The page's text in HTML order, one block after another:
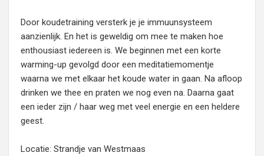
Door koudetraining versterk je je immuunsysteem
aanzienlijk. En het is geweldig om mee te maken hoe
enthousiast iedereen is. We beginnen met een korte
warming-up gevolgd door een meditatiemomentje
waarna we met elkaar het koude water in gaan. Na afloop
drinken we thee en praten we nog even na. Daarna gaat
een ieder zijn / haar weg met veel energie en een heldere
geest.
Locatie: Strandje van Westmaas